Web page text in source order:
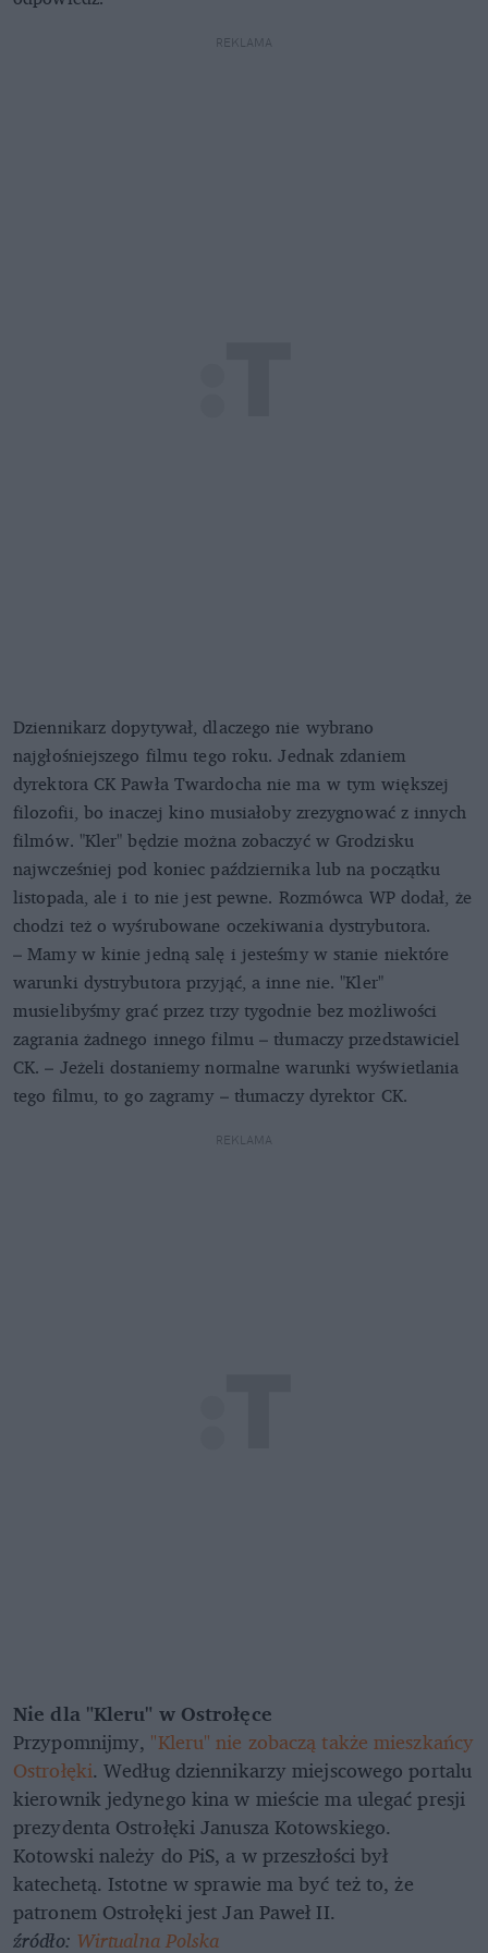
REKLAMA
Dziennikarz dopytywał, dlaczego nie wybrano
najgłośniejszego filmu tego roku. Jednak zdaniem
dyrektora CK Pawła Twardocha nie ma w tym większej
filozofii, bo inaczej kino musiałoby zrezygnować z innych
filmów. "Kler" będzie można zobaczyć w Grodzisku
najwcześniej pod koniec października lub na początku
listopada, ale i to nie jest pewne. Rozmówca WP dodał, że
chodzi też o wyśrubowane oczekiwania dystrybutora.
– Mamy w kinie jedną salę i jesteśmy w stanie niektóre
warunki dystrybutora przyjąć, a inne nie. "Kler"
musielibyśmy grać przez trzy tygodnie bez możliwości
zagrania żadnego innego filmu – tłumaczy przedstawiciel
CK. – Jeżeli dostaniemy normalne warunki wyświetlania
tego filmu, to go zagramy – tłumaczy dyrektor CK.
REKLAMA
Nie dla "Kleru" w Ostrołęce
Przypomnijmy, "Kleru" nie zobaczą także mieszkańcy
Ostrołęki. Według dziennikarzy miejscowego portalu
kierownik jedynego kina w mieście ma ulegać presji
prezydenta Ostrołęki Janusza Kotowskiego.
Kotowski należy do PiS, a w przeszłości był
katechetą. Istotne w sprawie ma być też to, że
patronem Ostrołęki jest Jan Paweł II.
źródło: Wirtualna Polska